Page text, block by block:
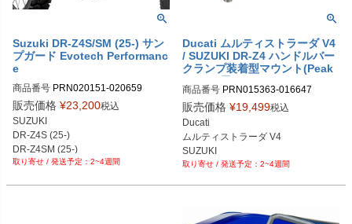
Suzuki DR-Z4S/SM (25-) サン
プガード Evotech Performanc
e
商品番号 PRN020151-020659
PRN020151-020659-01
PRN020151-020659-02
販売価格 ¥23,200税込
SUZUKI
DR-Z4S (25-)
DR-Z4SM (25-)
2~4週間
Ducati ムルティストラーダ V4
/ SUZUKI DR-Z4 ハンドルバー
クランプ装着型マウント(Peak
nce
商品番号 PRN015363-016647
PRN015363-016647-01
PRN015363-016647-02
PRN015363-016647-03
PRN015363-016647-04
PRN015363-016647-05
PRN015363-016647-07
PRN015363-016647-09
販売価格 ¥19,499税込
Ducati
ムルティストラーダ V4
SUZUKI
DR-Z4S/SM
2~4週間